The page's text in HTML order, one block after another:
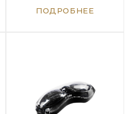
ПОДРОБНЕЕ